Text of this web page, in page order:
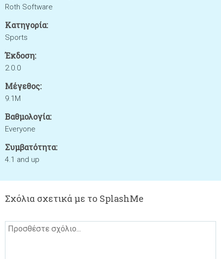
Roth Software
Κατηγορία:
Sports
Έκδοση:
2.0.0
Μέγεθος:
9.1M
Βαθμολογία:
Everyone
Συμβατότητα:
4.1 and up
Σχόλια σχετικά με το SplashMe